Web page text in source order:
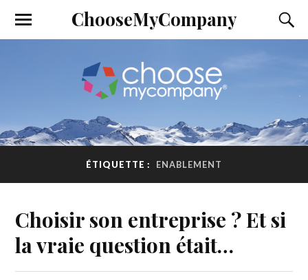
ChooseMyCompany
ÉTIQUETTE : ENABLEMENT
Choisir son entreprise ? Et si
la vraie question était…